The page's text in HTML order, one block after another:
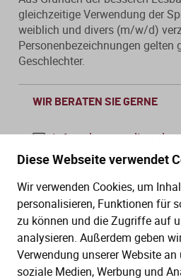
Diese Webseite verwendet
Wir verwenden Cookies, um
personalisieren, Funktionen für
zu können und die Zugriffe auf
analysieren. Außerdem geben
Verwendung unserer Website
soziale Medien, Werbung und
WIR BERATEN SIE GERNE
info@dws-medien.de
Mo.–Do. 08:00–16:00 Uhr
Fr. 08:00–13:30 Uhr
SERVICE
gleichzeitige Verwendung der
weiblich und divers (m/w/d)
Personenbezeichnungen gelten
Geschlechter.